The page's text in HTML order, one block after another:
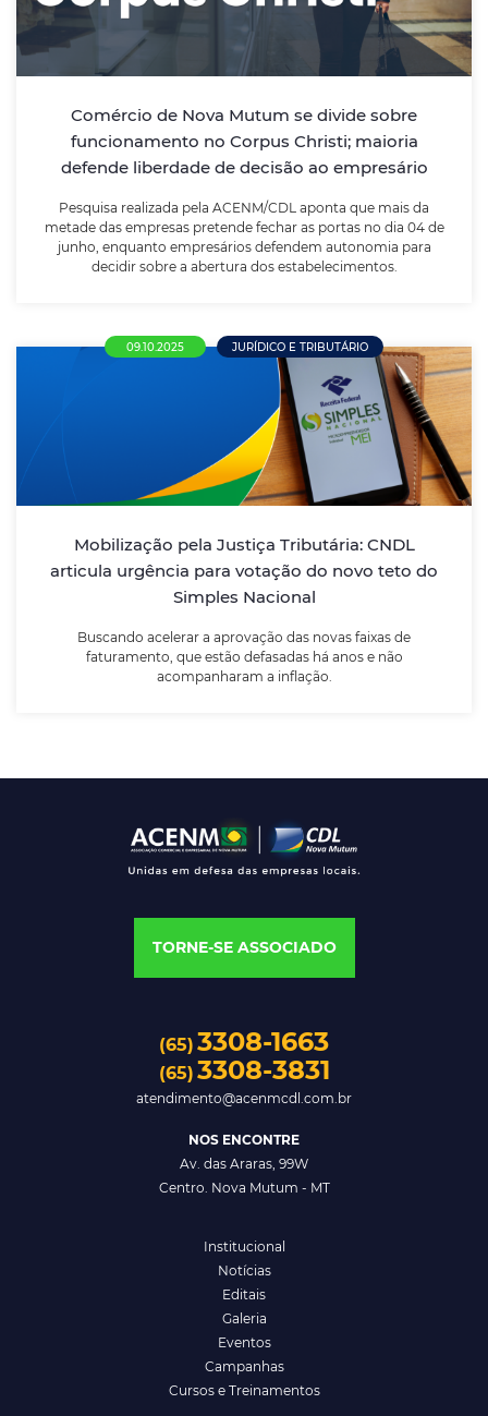
Comércio de Nova Mutum se divide sobre
funcionamento no Corpus Christi; maioria
defende liberdade de decisão ao empresário
Pesquisa realizada pela ACENM/CDL aponta que mais da
metade das empresas pretende fechar as portas no dia 04 de
junho, enquanto empresários defendem autonomia para
decidir sobre a abertura dos estabelecimentos.
Pesquisa realizada pela ACENM/CDL aponta que mais
autonomia para decidir sobre a abertura dos
estabelecimentos.
LEIA MAIS
09.10.2025 JURÍDICO E TRIBUTÁRIO
Mobilização pela Justiça Tributária: CNDL
articula urgência para votação do novo teto do
Simples Nacional
Buscando acelerar a aprovação das novas faixas de
faturamento, que estão defasadas há anos e não
acompanharam a inflação.
Mobilização pela Justiça Tributária: CNDL
articula urgência para votação do novo
teto do Simples Nacional
Buscando acelerar a aprovação das novas faixas de
faturamento, que estão defasadas há anos e não
acompanharam a inflação.
LEIA MAIS
TORNE-SE ASSOCIADO
(65) 3308-1663
(65) 3308-3831
atendimento@acenmcdl.com.br
NOS ENCONTRE
Av. das Araras, 99W
Centro. Nova Mutum - MT
Institucional
Notícias
Editais
Galeria
Eventos
Campanhas
Cursos e Treinamentos